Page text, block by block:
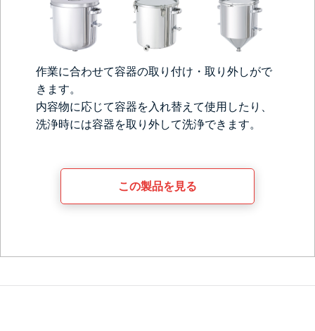
作業に合わせて容器の取り付け・取り外しがで
きます。
内容物に応じて容器を入れ替えて使用したり、
洗浄時には容器を取り外して洗浄できます。
この製品を見る